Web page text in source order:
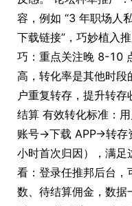
容，例如 “3 年职场人
下载链接”，巧妙植入
巧：重点关注晚 8-10
高，转化率是其他时
户重复转存，提升转
结算 有效转化标准：
账号→下载 APP→转存
小时首次归因），满足
看：登录任推邦后台，
数、待结算佣金，数